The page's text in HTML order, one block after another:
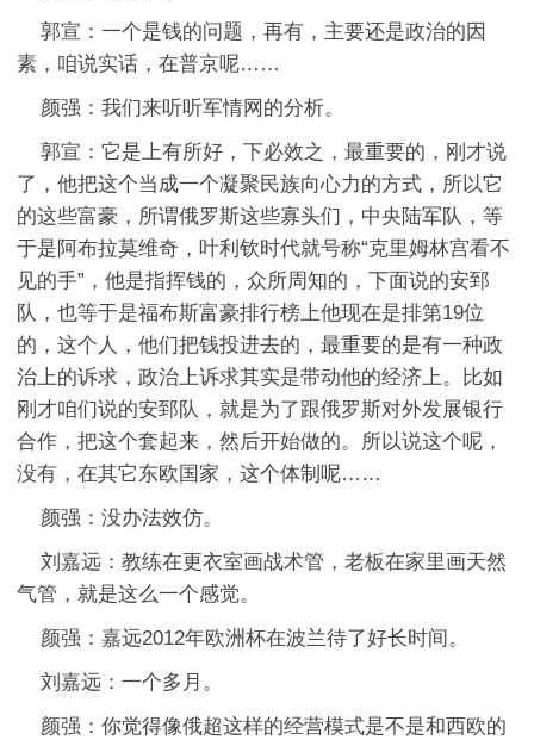
郭宣：一个是钱的问题，再有，主要还是政治的因
素，咱说实话，在普京呢……
颜强：我们来听听军情网的分析。
郭宣：它是上有所好，下必效之，最重要的，刚才说
了，他把这个当成一个凝聚民族向心力的方式，所以它
的这些富豪，所谓俄罗斯这些寡头们，中央陆军队，等
于是阿布拉莫维奇，叶利钦时代就号称“克里姆林宫看不
见的手”，他是指挥钱的，众所周知的，下面说的安郅
队，也等于是福布斯富豪排行榜上他现在是排第19位
的，这个人，他们把钱投进去的，最重要的是有一种政
治上的诉求，政治上诉求其实是带动他的经济上。比如
刚才咱们说的安郅队，就是为了跟俄罗斯对外发展银行
合作，把这个套起来，然后开始做的。所以说这个呢，
没有，在其它东欧国家，这个体制呢……
颜强：没办法效仿。
刘嘉远：教练在更衣室画战术管，老板在家里画天然
气管，就是这么一个感觉。
颜强：嘉远2012年欧洲杯在波兰待了好长时间。
刘嘉远：一个多月。
颜强：你觉得像俄超这样的经营模式是不是和西欧的